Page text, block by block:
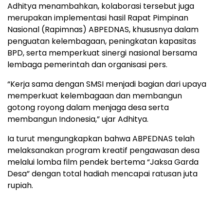
Adhitya menambahkan, kolaborasi tersebut juga
merupakan implementasi hasil Rapat Pimpinan
Nasional (Rapimnas) ABPEDNAS, khususnya dalam
penguatan kelembagaan, peningkatan kapasitas
BPD, serta memperkuat sinergi nasional bersama
lembaga pemerintah dan organisasi pers.
“Kerja sama dengan SMSI menjadi bagian dari upaya
memperkuat kelembagaan dan membangun
gotong royong dalam menjaga desa serta
membangun Indonesia,” ujar Adhitya.
Ia turut mengungkapkan bahwa ABPEDNAS telah
melaksanakan program kreatif pengawasan desa
melalui lomba film pendek bertema “Jaksa Garda
Desa” dengan total hadiah mencapai ratusan juta
rupiah.